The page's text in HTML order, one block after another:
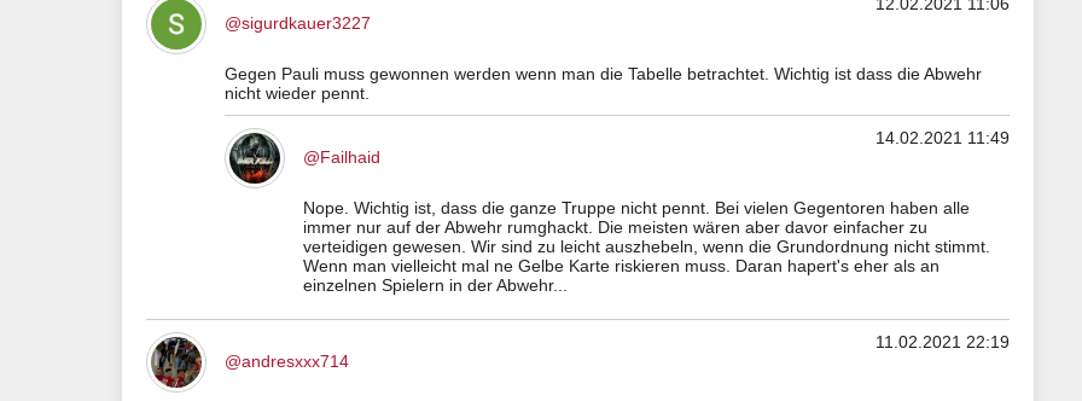
12.02.2021 11:06
@sigurdkauer3227
Gegen Pauli muss gewonnen werden wenn man die Tabelle betrachtet. Wichtig ist dass die Abwehr
nicht wieder pennt.
14.02.2021 11:49
@Failhaid
Nope. Wichtig ist, dass die ganze Truppe nicht pennt. Bei vielen Gegentoren haben alle
immer nur auf der Abwehr rumghackt. Die meisten wären aber davor einfacher zu
verteidigen gewesen. Wir sind zu leicht auszhebeln, wenn die Grundordnung nicht stimmt.
Wenn man vielleicht mal ne Gelbe Karte riskieren muss. Daran hapert's eher als an
einzelnen Spielern in der Abwehr...
11.02.2021 22:19
@andresxxx714